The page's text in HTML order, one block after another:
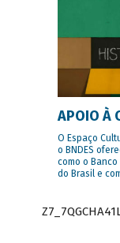
APOIO À
O Espaço
o BNDES
como o
do Brasil e